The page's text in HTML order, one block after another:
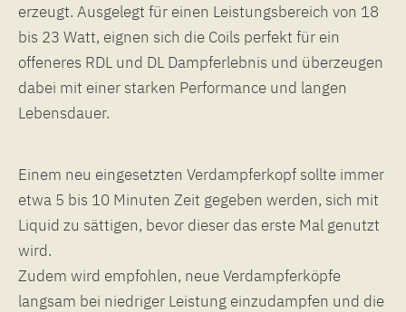
erzeugt. Ausgelegt für einen Leistungsbereich von 18
bis 23 Watt, eignen sich die Coils perfekt für ein
offeneres RDL und DL Dampferlebnis und überzeugen
dabei mit einer starken Performance und langen
Lebensdauer.
Einem neu eingesetzten Verdampferkopf sollte immer
etwa 5 bis 10 Minuten Zeit gegeben werden, sich mit
Liquid zu sättigen, bevor dieser das erste Mal genutzt
wird.
Zudem wird empfohlen, neue Verdampferköpfe
langsam bei niedriger Leistung einzudampfen und die